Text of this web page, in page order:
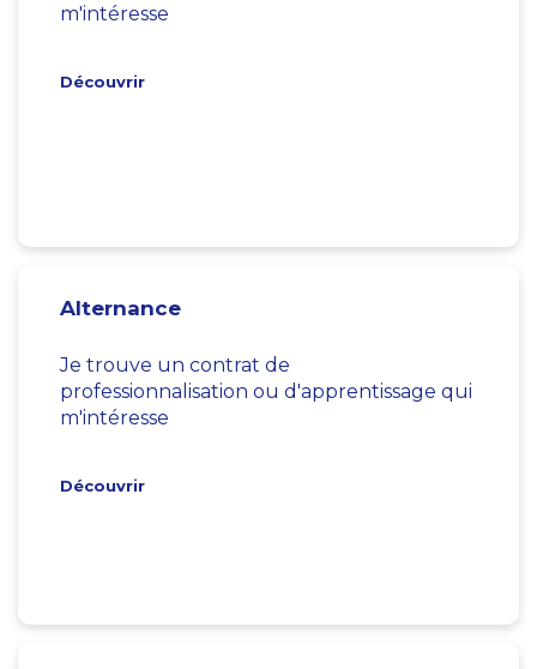
m'intéresse
Découvrir
Alternance
Je trouve un contrat de
professionnalisation ou d'apprentissage qui
m'intéresse
Découvrir